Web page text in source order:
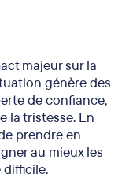
majeur sur la
génère des
de confiance,
la tristesse. En
prendre en
au mieux les